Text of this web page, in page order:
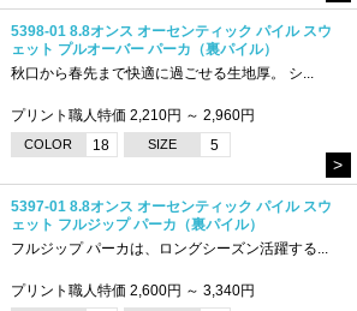
5398-01 8.8オンス オーセンティック パイル スウ
ェット プルオーバー パーカ（裏パイル）
秋口から春先まで快適に過ごせる生地厚。 シ...
プリント職人特価 2,210円 ～ 2,960円
COLOR 18 SIZE 5
>
5397-01 8.8オンス オーセンティック パイル スウ
ェット フルジップ パーカ（裏パイル）
フルジップ パーカは、ロングシーズン活躍する...
プリント職人特価 2,600円 ～ 3,340円